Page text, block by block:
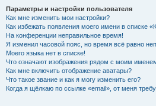
Параметры и настройки пользователя
Как мне изменить мои настройки?
Как избежать появления моего имени в списке
На конференции неправильное время!
Я изменил часовой пояс, но время всё равно
Моего языка нет в списке!
Что означают изображения рядом с моим
Как мне включить отображение аватары?
Что такое звание и как я могу изменить его?
Когда я щёлкаю по ссылке «email», от меня